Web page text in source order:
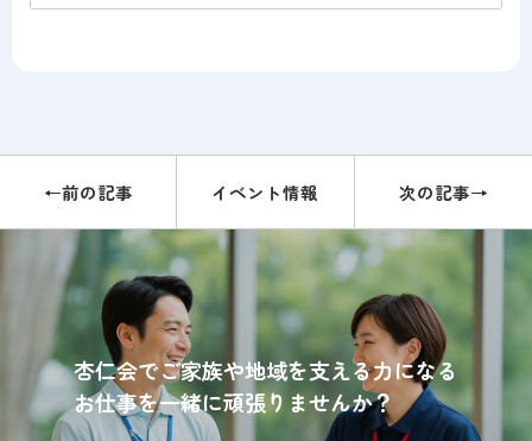
←前の記事 イベント情報 次の記事→
杏仁会でご家族や地域を支える力になる
お仕事を一緒に頑張りませんか？